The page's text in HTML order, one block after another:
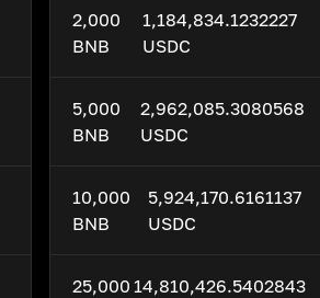
2,000
BNB
1,184,834.1232227
USDC
5,000
BNB
2,962,085.3080568
USDC
10,000
BNB
5,924,170.6161137
USDC
25,000 14,810,426.5402843